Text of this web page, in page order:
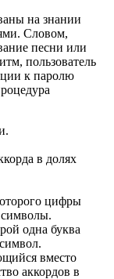
на знании
Словом,
песни или
пользователь
к паролю
в долях
цифры
одна буква
вместо
аккордов в